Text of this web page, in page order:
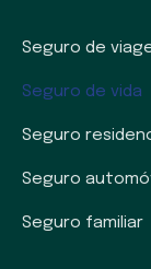
Seguro de
Seguro de vida
Seguro
Seguro
Seguro familiar